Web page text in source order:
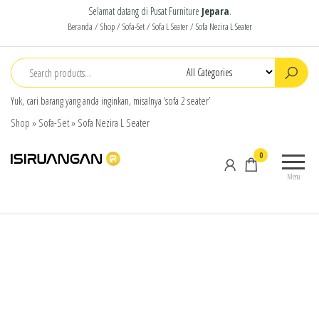
Selamat datang di Pusat Furniture Jepara.
Beranda / Shop/ Sofa-Set/ Sofa L Seater/ Sofa Nezira L Seater
Yuk, cari barang yang anda inginkan, misalnya ‘sofa 2 seater’
Shop » Sofa-Set» Sofa Nezira L Seater
products
Menu
0